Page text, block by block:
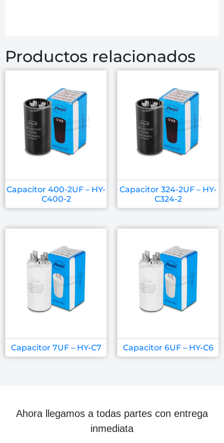
Productos relacionados
Capacitor 400-2UF – HY-
C400-2
Capacitor 324-2UF – HY-
C324-2
Capacitor 7UF – HY-C7 Capacitor 6UF – HY-C6
Ahora llegamos a todas partes con entrega
inmediata